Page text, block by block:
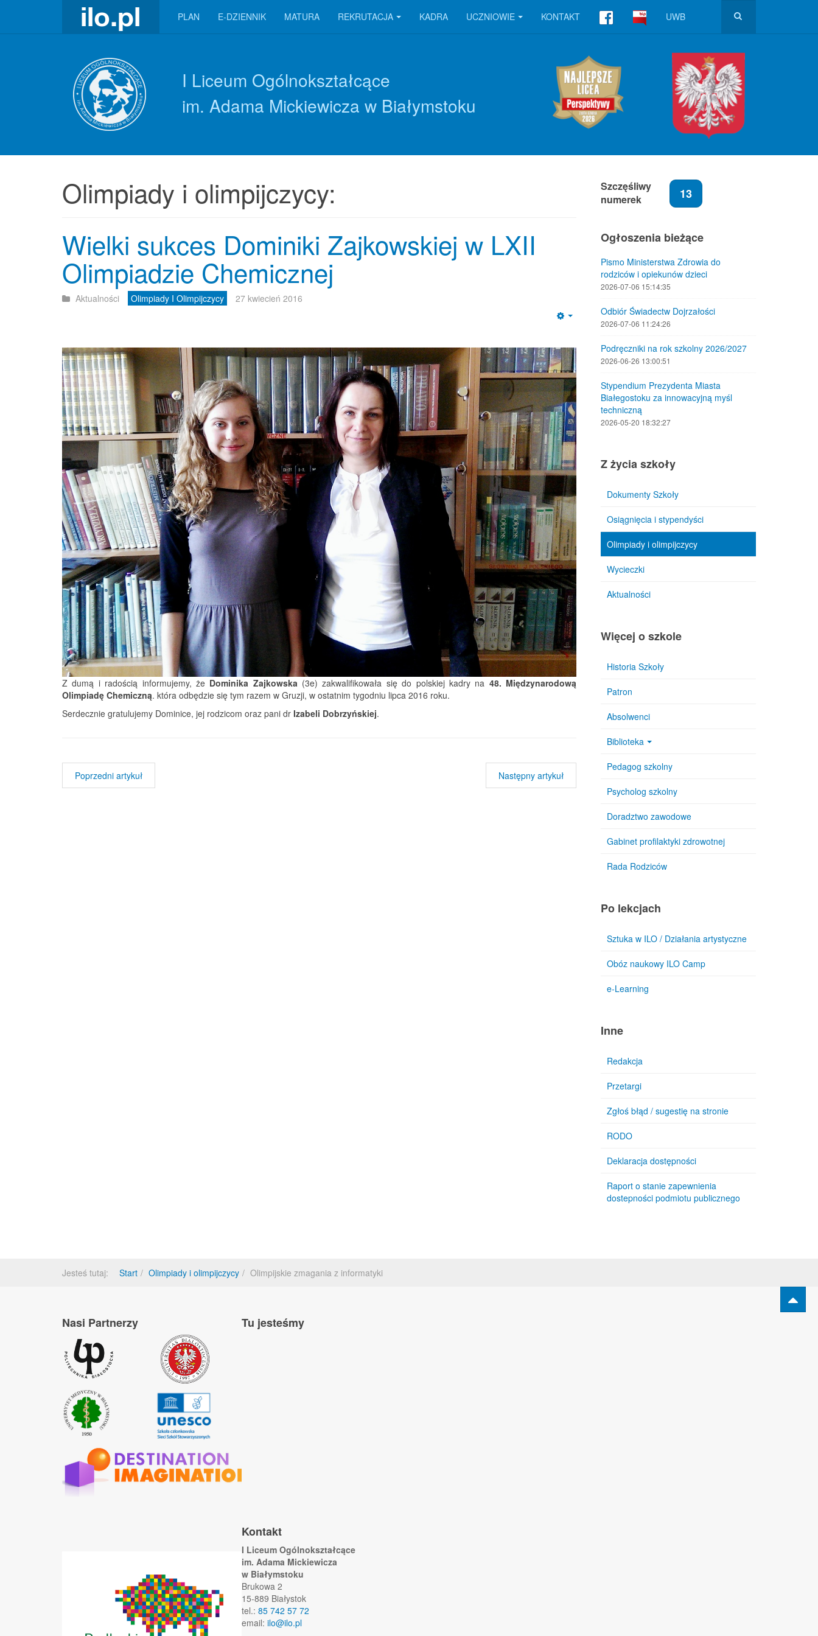
PLAN E-DZIENNIK MATURA REKRUTACJA KADRA UCZNIOWIE KONTAKT UWB
I Liceum Ogólnokształcące
im. Adama Mickiewicza w Białymstoku
Olimpiady i olimpijczycy:
Wielki sukces Dominiki Zajkowskiej w LXII
Olimpiadzie Chemicznej
Aktualności Olimpiady I Olimpijczycy 27 kwiecień 2016
Z dumą i radością informujemy, że Dominika Zajkowska(3e) zakwalifikowała się do polskiej kadry na 48. Międzynarodową
Olimpiadę Chemiczną. która odbędzie się tym razem w Gruzji, w ostatnim tygodniu lipca 2016 roku.
Serdecznie gratulujemy Dominice, jej rodzicom oraz pani dr Izabeli Dobrzyńskiej.
Poprzedni artykuł Następny artykuł
Szczęśliwy
numerek
13
Ogłoszenia bieżące
Pismo Ministerstwa Zdrowia do
rodziców i opiekunów dzieci
2026-07-06 15:14:35
Odbiór Świadectw Dojrzałości
2026-07-06 11:24:26
Podręczniki na rok szkolny 2026/2027
2026-06-26 13:00:51
Stypendium Prezydenta Miasta
Białegostoku za innowacyjną myśl
techniczną
2026-05-20 18:32:27
Z życia szkoły
Dokumenty Szkoły
Osiągnięcia i stypendyści
Olimpiady i olimpijczycy
Wycieczki
Aktualności
Więcej o szkole
Historia Szkoły
Patron
Absolwenci
Biblioteka
Pedagog szkolny
Psycholog szkolny
Doradztwo zawodowe
Gabinet profilaktyki zdrowotnej
Rada Rodziców
Po lekcjach
Sztuka w ILO / Działania artystyczne
Obóz naukowy ILO Camp
e-Learning
Inne
Redakcja
Przetargi
Zgłoś błąd / sugestię na stronie
RODO
Deklaracja dostępności
Raport o stanie zapewnienia
dostepności podmiotu publicznego
Jesteś tutaj: Start Olimpiady i olimpijczycy Olimpijskie zmagania z informatyki
Nasi Partnerzy Tu jesteśmy
Kontakt
I Liceum Ogólnokształcące
im. Adama Mickiewicza
w Białymstoku
Brukowa 2
15-889 Białystok
tel.: 85 742 57 72
email: ilo@ilo.pl